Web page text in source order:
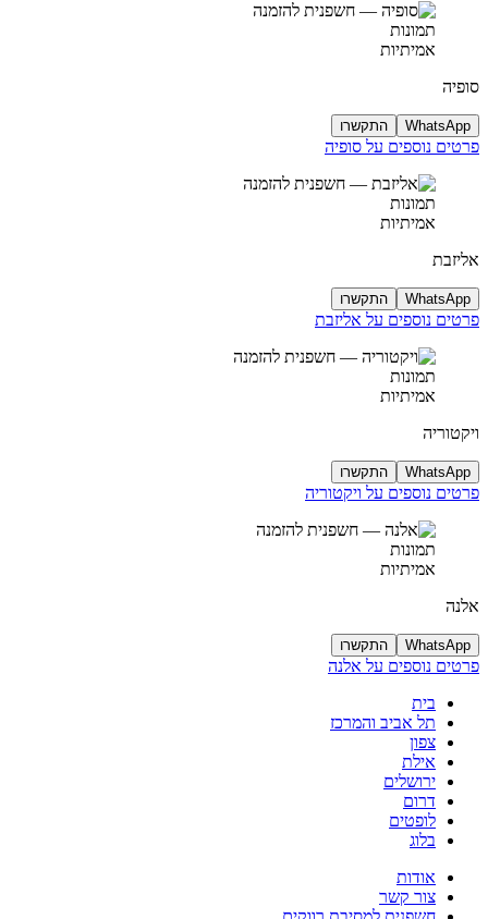
תמונות
אמיתיות
סופיה
WhatsApp התקשרו
פרטים נוספים על סופיה
תמונות
אמיתיות
אליזבת
WhatsApp התקשרו
פרטים נוספים על אליזבת
תמונות
אמיתיות
ויקטוריה
WhatsApp התקשרו
פרטים נוספים על ויקטוריה
תמונות
אמיתיות
אלנה
WhatsApp התקשרו
פרטים נוספים על אלנה
בית
תל אביב והמרכז
צפון
אילת
ירושלים
דרום
לופטים
בלוג
אודות
צור קשר